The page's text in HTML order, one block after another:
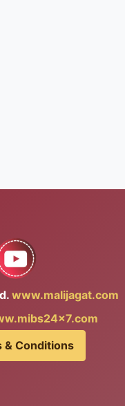
www.malijagat.com
& Conditions